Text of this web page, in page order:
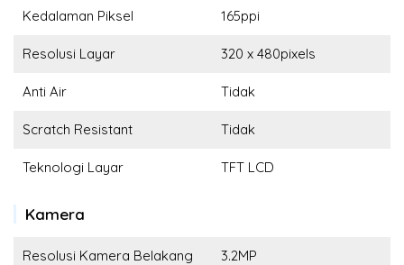
Kedalaman Piksel 165ppi
Resolusi Layar 320 x 480pixels
Anti Air Tidak
Scratch Resistant Tidak
Teknologi Layar TFT LCD
Kamera
Resolusi Kamera Belakang 3.2MP